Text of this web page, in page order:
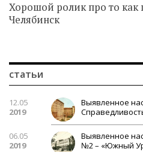
Хорошой ролик про то как
Челябинск
статьи
12.05
2019
Выявленное
06.05
2019
Выявленное
№2 – «Южный